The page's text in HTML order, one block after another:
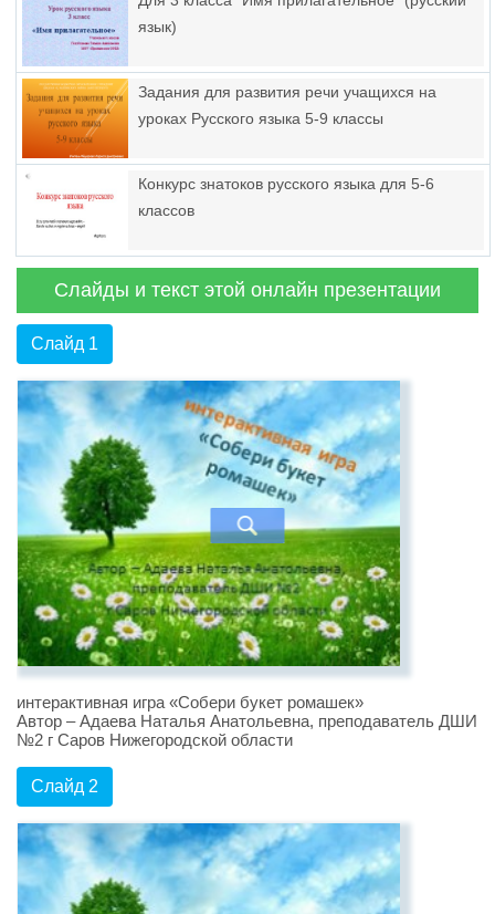
язык)
Задания для развития речи учащихся на
уроках Русского языка 5-9 классы
Конкурс знатоков русского языка для 5-6
классов
Слайды и текст этой онлайн презентации
Слайд 1
интерактивная игра «Собери букет ромашек»
Автор – Адаева Наталья Анатольевна, преподаватель ДШИ
№2 г Саров Нижегородской области
Слайд 2